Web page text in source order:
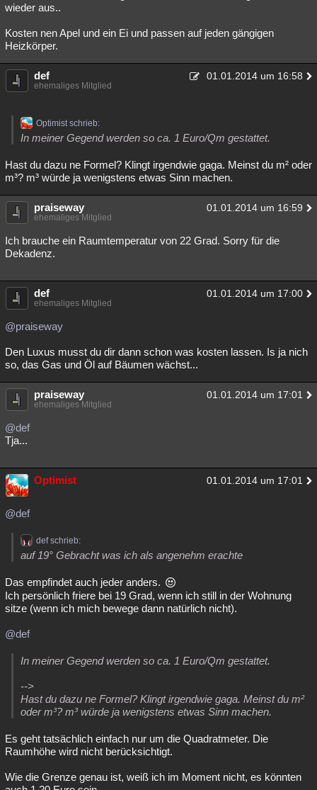
wieder aus..
Kosten nen Apel und ein Ei und passen auf jeden gängigen
Heizkörper.
def 01.01.2014 um 16:58
ehemaliges Mitglied
Optimist schrieb:
In meiner Gegend werden so ca. 1 Euro/Qm gestattet.
Hast du dazu ne Formel? Klingt irgendwie gaga. Meinst du m² oder
m³? m³ würde ja wenigstens etwas Sinn machen.
praiseway 01.01.2014 um 16:59
ehemaliges Mitglied
Ich brauche ein Raumtemperatur von 22 Grad. Sorry für die
Dekadenz.
def 01.01.2014 um 17:00
ehemaliges Mitglied
@praiseway
Den Luxus musst du dir dann schon was kosten lassen. Is ja nich
so, das Gas und Öl auf Bäumen wächst...
praiseway 01.01.2014 um 17:01
ehemaliges Mitglied
@def
Tja...
Optimist 01.01.2014 um 17:01
@def
def schrieb:
auf 19° Gebracht was ich als angenehm erachte
Das empfindet auch jeder anders.
Ich persönlich friere bei 19 Grad, wenn ich still in der Wohnung
sitze (wenn ich mich bewege dann natürlich nicht).
@def
In meiner Gegend werden so ca. 1 Euro/Qm gestattet.
-->
Hast du dazu ne Formel? Klingt irgendwie gaga. Meinst du m²
oder m³? m³ würde ja wenigstens etwas Sinn machen.
Es geht tatsächlich einfach nur um die Quadratmeter. Die
Raumhöhe wird nicht berücksichtigt.
Wie die Grenze genau ist, weiß ich im Moment nicht, es könnten